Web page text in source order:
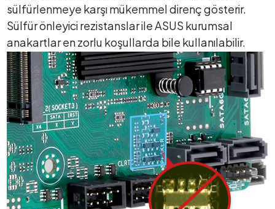
sülfürlenmeye karşı mükemmel direnç gösterir.
Sülfür önleyici rezistanslar ile ASUS kurumsal
anakartlar en zorlu koşullarda bile kullanılabilir.